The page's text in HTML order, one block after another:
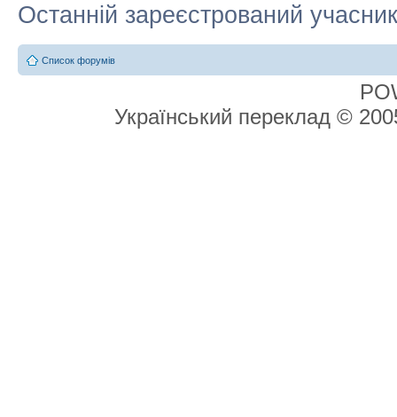
Останній зареєстрований
Список форумів
Український переклад ©